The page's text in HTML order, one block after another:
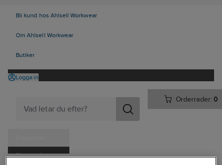
Bli kund hos Ahlsell Workwear
Om Ahlsell Workwear
Butiker
Logga in
Orderrader:0
Kampanjer